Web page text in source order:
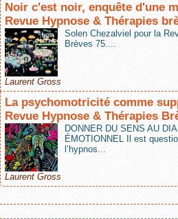
Noir c'est noir, enquête d'une
Revue Hypnose & Thérapies
Solen Chezalviel pour la
Brèves 75....
Laurent Gross
La psychomotricité comme
Revue Hypnose & Thérapies
DONNER DU SENS AU
ÉMOTIONNEL Il est
l’hypnos...
Laurent Gross